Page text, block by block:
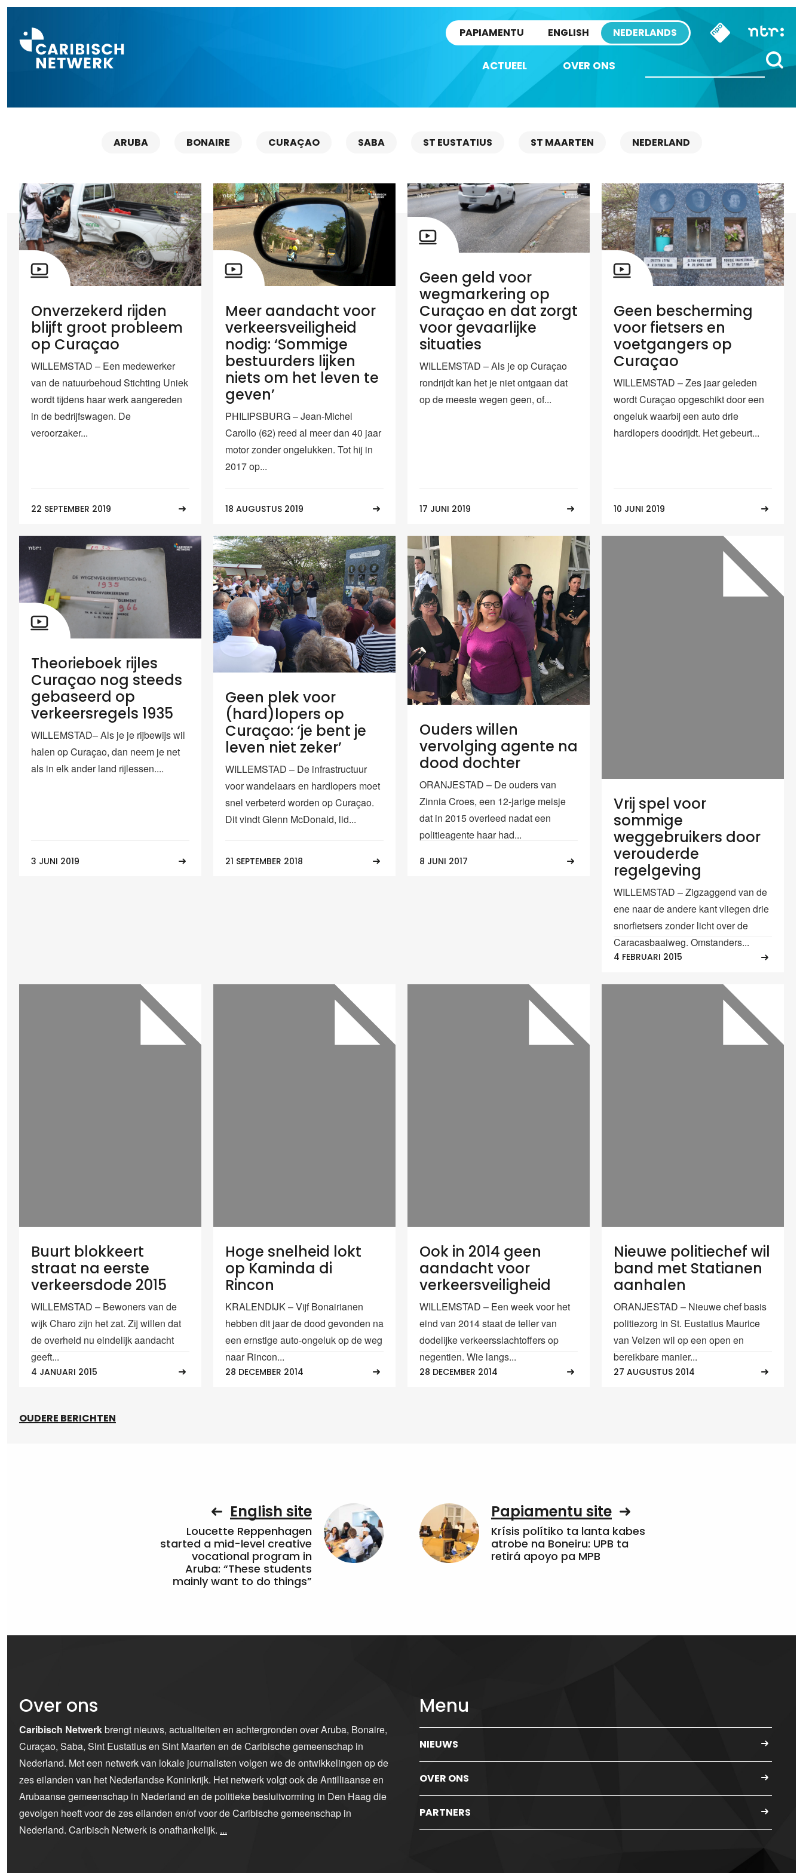
PAPIAMENTU ENGLISH NEDERLANDS
ACTUEEL OVER ONS
ARUBA BONAIRE CURAÇAO SABA ST EUSTATIUS ST MAARTEN NEDERLAND
Onverzekerd rijden
blijft groot probleem
op Curaçao
WILLEMSTAD – Een medewerker
van de natuurbehoud Stichting Uniek
wordt tijdens haar werk aangereden
in de bedrijfswagen. De
veroorzaker...
22 SEPTEMBER 2019
Meer aandacht voor
verkeersveiligheid
nodig: ‘Sommige
bestuurders lijken
niets om het leven te
geven’
PHILIPSBURG – Jean-Michel
Carollo (62) reed al meer dan 40 jaar
motor zonder ongelukken. Tot hij in
2017 op...
18 AUGUSTUS 2019
Geen geld voor
wegmarkering op
Curaçao en dat zorgt
voor gevaarlijke
situaties
WILLEMSTAD – Als je op Curaçao
rondrijdt kan het je niet ontgaan dat
op de meeste wegen geen, of...
17 JUNI 2019
Geen bescherming
voor fietsers en
voetgangers op
Curaçao
WILLEMSTAD – Zes jaar geleden
wordt Curaçao opgeschikt door een
ongeluk waarbij een auto drie
hardlopers doodrijdt. Het gebeurt...
10 JUNI 2019
Theorieboek rijles
Curaçao nog steeds
gebaseerd op
verkeersregels 1935
WILLEMSTAD– Als je je rijbewijs wil
halen op Curaçao, dan neem je net
als in elk ander land rijlessen....
3 JUNI 2019
Geen plek voor
(hard)lopers op
Curaçao: ‘je bent je
leven niet zeker’
WILLEMSTAD – De infrastructuur
voor wandelaars en hardlopers moet
snel verbeterd worden op Curaçao.
Dit vindt Glenn McDonald, lid...
21 SEPTEMBER 2018
Ouders willen
vervolging agente na
dood dochter
ORANJESTAD – De ouders van
Zinnia Croes, een 12-jarige meisje
dat in 2015 overleed nadat een
politieagente haar had...
8 JUNI 2017
Vrij spel voor
sommige
weggebruikers door
verouderde
regelgeving
WILLEMSTAD – Zigzaggend van de
ene naar de andere kant vliegen drie
snorfietsers zonder licht over de
Caracasbaaiweg. Omstanders...
4 FEBRUARI 2015
Buurt blokkeert
straat na eerste
verkeersdode 2015
WILLEMSTAD – Bewoners van de
wijk Charo zijn het zat. Zij willen dat
de overheid nu eindelijk aandacht
geeft...
4 JANUARI 2015
Hoge snelheid lokt
op Kaminda di
Rincon
KRALENDIJK – Vijf Bonairianen
hebben dit jaar de dood gevonden na
een ernstige auto-ongeluk op de weg
naar Rincon...
28 DECEMBER 2014
Ook in 2014 geen
aandacht voor
verkeersveiligheid
WILLEMSTAD – Een week voor het
eind van 2014 staat de teller van
dodelijke verkeersslachtoffers op
negentien. Wie langs...
28 DECEMBER 2014
Nieuwe politiechef wil
band met Statianen
aanhalen
ORANJESTAD – Nieuwe chef basis
politiezorg in St. Eustatius Maurice
van Velzen wil op een open en
bereikbare manier...
27 AUGUSTUS 2014
OUDERE BERICHTEN
English site
Loucette Reppenhagen
started a mid-level creative
vocational program in
Aruba: “These students
mainly want to do things”
Papiamentu site
Krísis polítiko ta lanta kabes
atrobe na Boneiru: UPB ta
retirá apoyo pa MPB
Over ons
Caribisch Netwerkbrengt nieuws, actualiteiten en achtergronden over Aruba, Bonaire,
Curaçao, Saba, Sint Eustatius en Sint Maarten en de Caribische gemeenschap in
Nederland. Met een netwerk van lokale journalisten volgen we de ontwikkelingen op de
zes eilanden van het Nederlandse Koninkrijk. Het netwerk volgt ook de Antilliaanse en
Arubaanse gemeenschap in Nederland en de politieke besluitvorming in Den Haag die
gevolgen heeft voor de zes eilanden en/of voor de Caribische gemeenschap in
Nederland. Caribisch Netwerk is onafhankelijk. ...
Menu
NIEUWS
OVER ONS
PARTNERS